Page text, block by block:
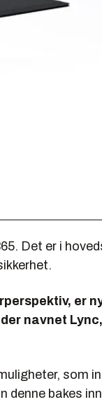
Det er i
er
navnet
som
bakes